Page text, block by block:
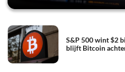
S&P 500 wint $2
blijft Bitcoin